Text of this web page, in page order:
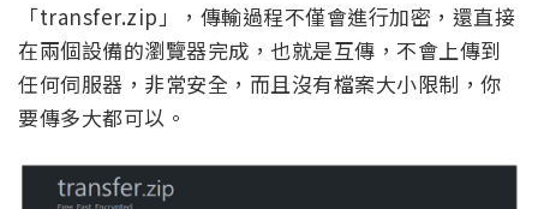
「transfer.zip」，傳輸過程不僅會進行加密，還直接
在兩個設備的瀏覽器完成，也就是互傳，不會上傳到
任何伺服器，非常安全，而且沒有檔案大小限制，你
要傳多大都可以。